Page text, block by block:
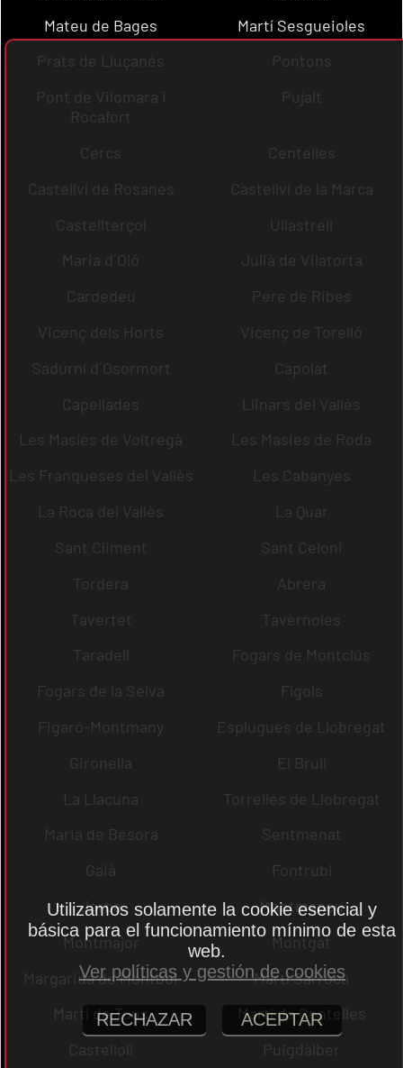
Mateu de Bages
Martí Sesgueioles
Prats de Lluçanès
Pontons
Pont de Vilomara i
Rocafort
Pujalt
Cercs
Centelles
Castellví de Rosanes
Castellví de la Marca
Castellterçol
Ullastrell
Maria d´Oló
Julià de Vilatorta
Cardedeu
Pere de Ribes
Vicenç dels Horts
Vicenç de Torelló
Sadurní d´Osormort
Capolat
Capellades
Llinars del Vallès
Les Masíes de Voltregà
Les Masies de Roda
Les Franqueses del Vallès
Les Cabanyes
La Roca del Vallès
La Quar
Sant Climent
Sant Celoni
Tordera
Abrera
Tavertet
Tavèrnoles
Taradell
Fogars de Montclús
Fogars de la Selva
Fígols
Figaró-Montmany
Esplugues de Llobregat
Gironella
El Brull
La Llacuna
Torrelles de Llobregat
Maria de Besora
Sentmenat
Gaià
Fontrubí
Jorba
Montmaneu
Montmajor
Montgat
Margarida de Montbui
Martí Sarroca
Martí de Tous
Martí de Centelles
Castellolí
Puigdàlber
Utilizamos solamente la cookie esencial y
básica para el funcionamiento mínimo de esta
web.
Ver políticas y gestión de cookies
RECHAZAR ACEPTAR